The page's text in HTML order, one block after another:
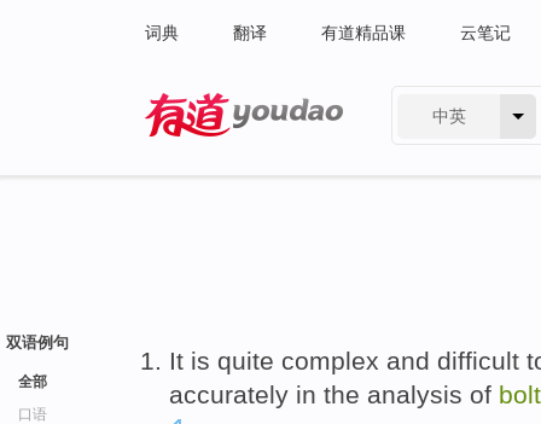
词典 翻译 有道精品课 云笔记
中英
双语例句
全部
口语
It is quite complex and difficult
accurately in the analysis of bolt